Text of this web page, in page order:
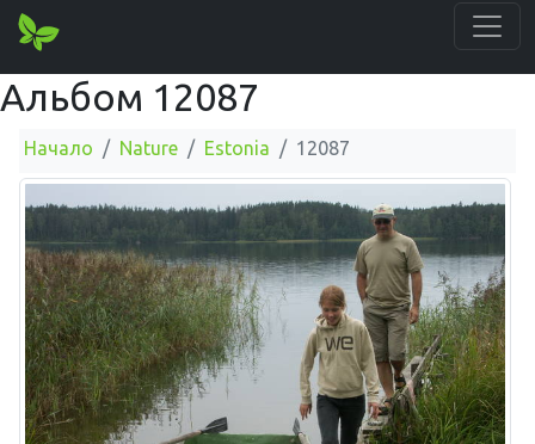
Альбом 12087
Начало Nature Estonia 12087